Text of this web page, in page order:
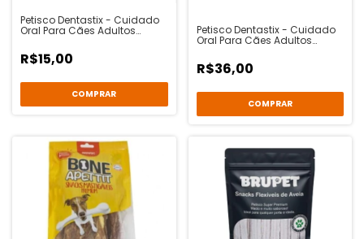
Petisco Dentastix - Cuidado
Oral Para Cães Adultos
- Pedigree
R$15,00
Petisco Dentastix - Cuidado
Oral Para Cães Adultos
- Pedigree
R$36,00